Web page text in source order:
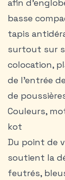
afin
basse
tapis
surtout sur
colocation,
de l’entrée
de
Couleurs,
kot
Du point de
soutient la
feutrés,